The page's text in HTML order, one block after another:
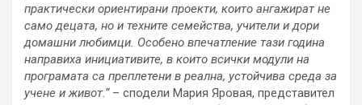
практически ориентирани проекти, които ангажират не
само децата, но и техните семейства, учители и дори
домашни любимци. Особено впечатление тази година
направиха инициативите, в които всички модули на
програмата са преплетени в реална, устойчива среда за
учене и живот.“– сподели Мария Яровая, представител